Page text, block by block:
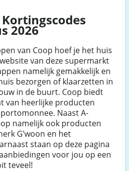
2026
van Coop hoef je het huis
van deze supermarkt
namelijk gemakkelijk en
bezorgen of klaarzetten in
in de buurt. Coop biedt
van heerlijke producten
Naast A-
namelijk ook producten
G’woon en het
staan op deze pagina
voor jou op een
teveel!